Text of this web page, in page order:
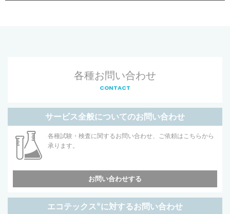
各種お問い合わせ
CONTACT
サービス全般についてのお問い合わせ
各種試験・検査に関するお問い合わせ、ご依頼はこちらから
承ります。
お問い合わせする
エコテックス®に対するお問い合わせ